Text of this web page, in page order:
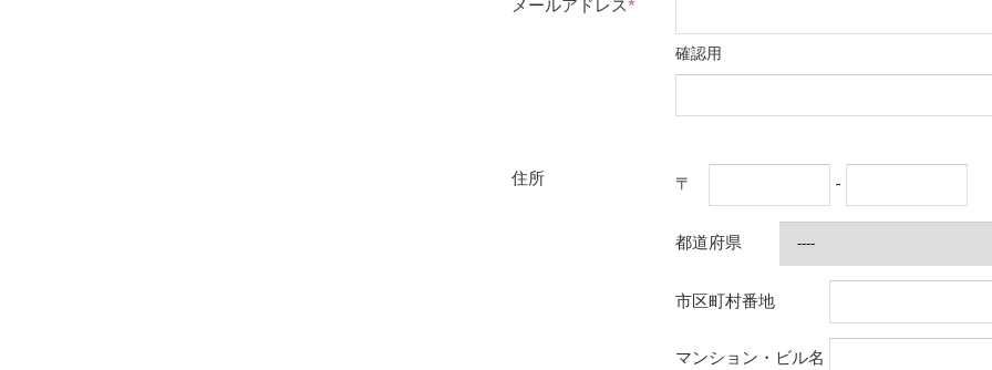
メールアドレス*
確認用
住所 〒 -
都道府県
市区町村番地
マンション・ビル名